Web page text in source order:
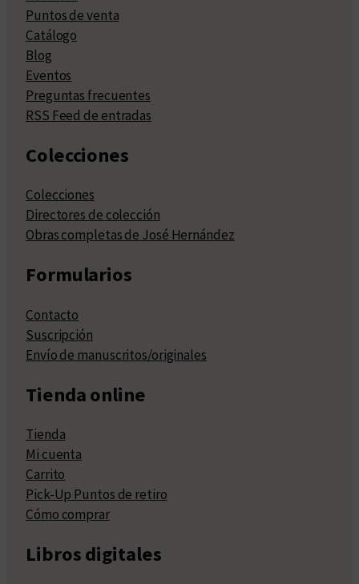
Puntos de venta
Catálogo
Blog
Eventos
Preguntas frecuentes
RSS Feed de entradas
Colecciones
Colecciones
Directores de colección
Obras completas de José Hernández
Formularios
Contacto
Suscripción
Envío de manuscritos/originales
Tienda online
Tienda
Mi cuenta
Carrito
Pick-Up Puntos de retiro
Cómo comprar
Libros digitales